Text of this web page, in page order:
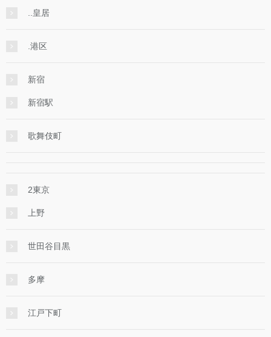
..皇居
.港区
新宿
新宿駅
歌舞伎町
2東京
上野
世田谷目黒
多摩
江戸下町